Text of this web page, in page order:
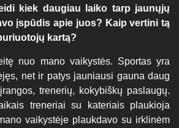
kiek daugiau laiko tarp jaunųjų
įspūdis apie juos? Kaip vertini tą
kartą?
nuo mano vaikystės. Sportas yra
net ir patys jauniausi gauna daug
trenerių, kokybiškų paslaugų.
treneriai su kateriais plaukioja
vaikystėje plaukdavo su irklinėm